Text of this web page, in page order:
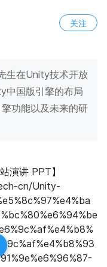
关注
生在Unity技术开放
中国版引擎的布局
功能以及未来的研
演讲 PPT】
cn/Unity-